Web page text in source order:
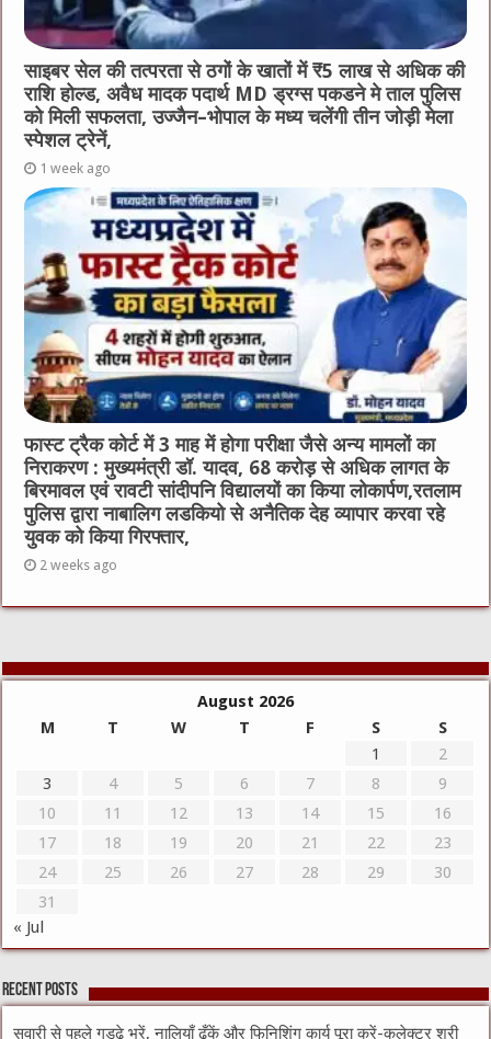
साइबर सेल की तत्परता से ठगों के खातों में ₹5 लाख से अधिक की
राशि होल्ड, अवैध मादक पदार्थ MD ड्रग्स पकडने मे ताल पुलिस
को मिली सफलता, उज्जैन–भोपाल के मध्य चलेंगी तीन जोड़ी मेला
स्पेशल ट्रेनें,
1 week ago
फास्ट ट्रैक कोर्ट में 3 माह में होगा परीक्षा जैसे अन्य मामलों का
निराकरण : मुख्यमंत्री डॉ. यादव, 68 करोड़ से अधिक लागत के
बिरमावल एवं रावटी सांदीपनि विद्यालयों का किया लोकार्पण,रतलाम
पुलिस द्वारा नाबालिग लडकियो से अनैतिक देह व्यापार करवा रहे
युवक को किया गिरफ्तार,
2 weeks ago
August 2026
M
T W T F S
S
1
2
3
4 5 6 7 8
9
10
11 12 13 14 15
16
17
18 19 20 21 22
23
24
25 26 27 28 29
30
31
« Jul
Recent Posts
सवारी से पहले गड्ढे भरें, नालियाँ ढँकें और फिनिशिंग कार्य पूरा करें-कलेक्टर श्री